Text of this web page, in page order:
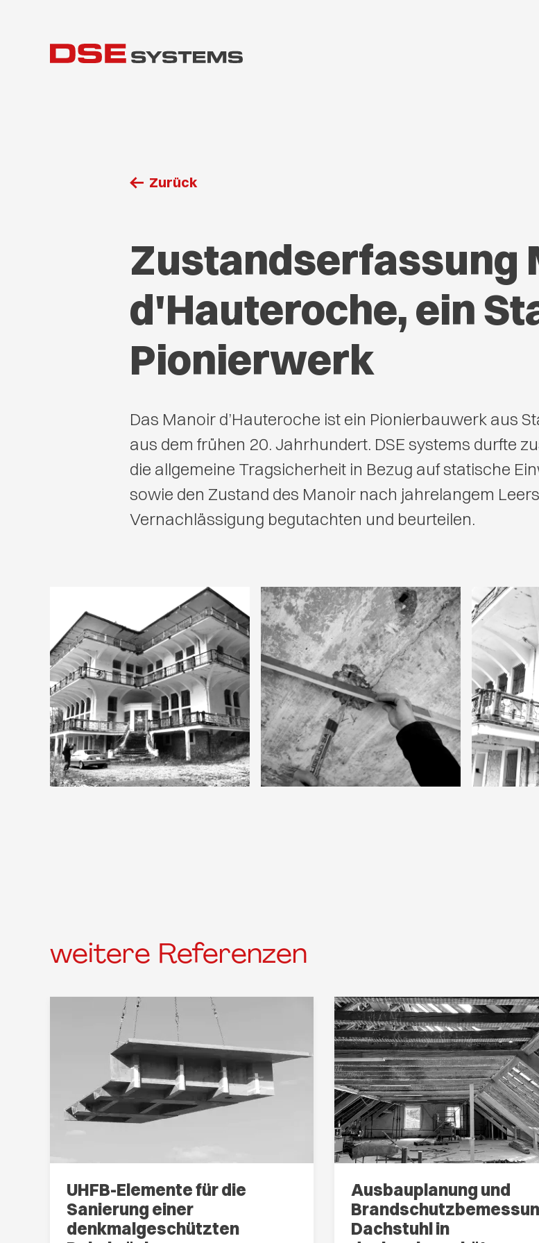
Zurück
Zustandserfassung
d'Hauteroche, ein
Pionierwerk
Das Manoir d’Hauteroche ist ein Pionierbauwerk aus
aus dem frühen 20. Jahrhundert. DSE systems durfte
die allgemeine Tragsicherheit in Bezug auf statische
sowie den Zustand des Manoir nach jahrelangem
Vernachlässigung begutachten und beurteilen.
weitere Referenzen
UHFB-Elemente für die
Sanierung einer
denkmalgeschützten
Ausbauplanung und
Dachstuhl in